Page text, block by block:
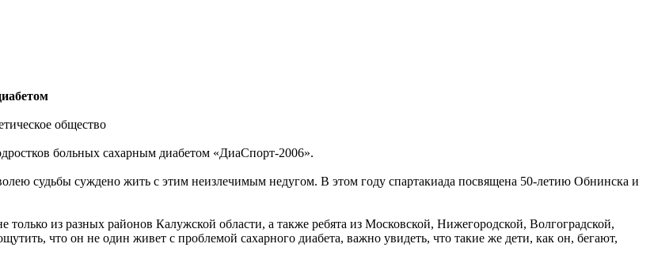
общество
больных сахарным диабетом «ДиаСпорт-2006».
судьбы суждено жить с этим неизлечимым недугом. В этом году спартакиада посвящена 50-летию Обнинска и
из разных районов Калужской области, а также ребята из Московской, Нижегородской, Волгоградской,
что он не один живет с проблемой сахарного диабета, важно увидеть, что такие же дети, как он, бегают,